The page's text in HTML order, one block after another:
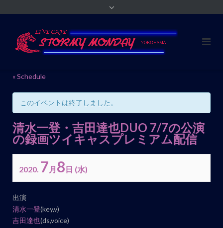
« Schedule
このイベントは終了しました。
清水一登・吉田達也DUO 7/7の公演
の録画ツイキャスプレミアム配信
2020. 7 月 8日 (水)
イ
ベ
ン
出演
清水一登(key,v)
吉田達也(ds,voice)